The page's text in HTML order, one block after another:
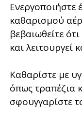
Ενεργοποιήστε
καθαρισμού
βεβαιωθείτε
και λειτουργεί
Καθαρίστε με
όπως τραπέζια
σφουγγαρίστε